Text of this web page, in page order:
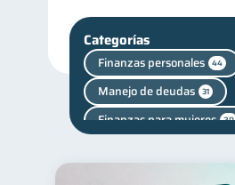
Categorías
Finanzas personales 44
Manejo de deudas 31
Finanzas para mujeres 20